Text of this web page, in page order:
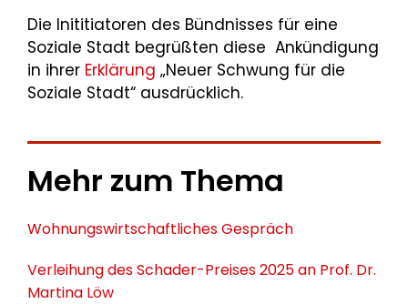
Die Inititiatoren des Bündnisses für eine
Soziale Stadt begrüßten diese Ankündigung
in ihrer Erklärung „Neuer Schwung für die
Soziale Stadt“ ausdrücklich.
Mehr zum Thema
Wohnungswirtschaftliches Gespräch
Verleihung des Schader-Preises 2025 an Prof. Dr.
Martina Löw